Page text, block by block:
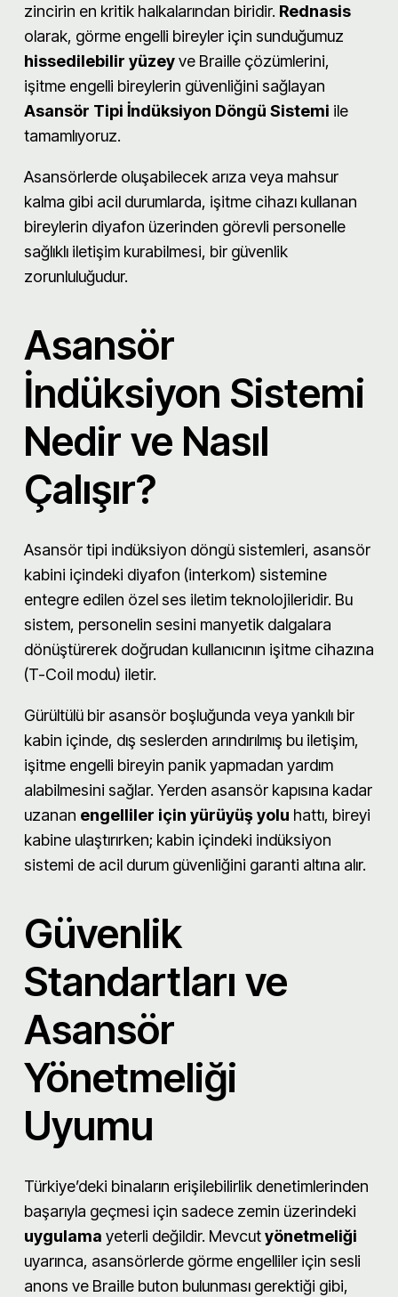
zincirin en kritik halkalarından biridir. Rednasis
olarak, görme engelli bireyler için sunduğumuz
hissedilebilir yüzeyve Braille çözümlerini,
işitme engelli bireylerin güvenliğini sağlayan
Asansör Tipi İndüksiyon Döngü Sistemi ile
tamamlıyoruz.
Asansörlerde oluşabilecek arıza veya mahsur
kalma gibi acil durumlarda, işitme cihazı kullanan
bireylerin diyafon üzerinden görevli personelle
sağlıklı iletişim kurabilmesi, bir güvenlik
zorunluluğudur.
Asansör
İndüksiyon Sistemi
Nedir ve Nasıl
Çalışır?
Asansör tipi indüksiyon döngü sistemleri, asansör
kabini içindeki diyafon (interkom) sistemine
entegre edilen özel ses iletim teknolojileridir. Bu
sistem, personelin sesini manyetik dalgalara
dönüştürerek doğrudan kullanıcının işitme cihazına
(T-Coil modu) iletir.
Gürültülü bir asansör boşluğunda veya yankılı bir
kabin içinde, dış seslerden arındırılmış bu iletişim,
işitme engelli bireyin panik yapmadan yardım
alabilmesini sağlar. Yerden asansör kapısına kadar
uzanan engelliler için yürüyüş yolu hattı, bireyi
kabine ulaştırırken; kabin içindeki indüksiyon
sistemi de acil durum güvenliğini garanti altına alır.
Güvenlik
Standartları ve
Asansör
Yönetmeliği
Uyumu
Türkiye’deki binaların erişilebilirlik denetimlerinden
başarıyla geçmesi için sadece zemin üzerindeki
uygulama yeterli değildir. Mevcutyönetmeliği
uyarınca, asansörlerde görme engelliler için sesli
anons ve Braille buton bulunması gerektiği gibi,